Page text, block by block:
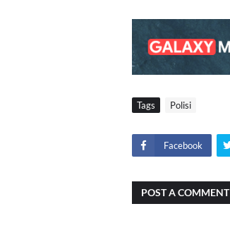
Tags Polisi
Facebook
POST A COMMENT